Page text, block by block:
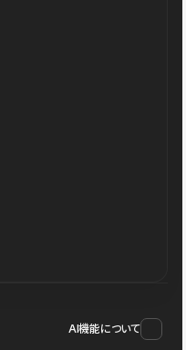
AI機能について